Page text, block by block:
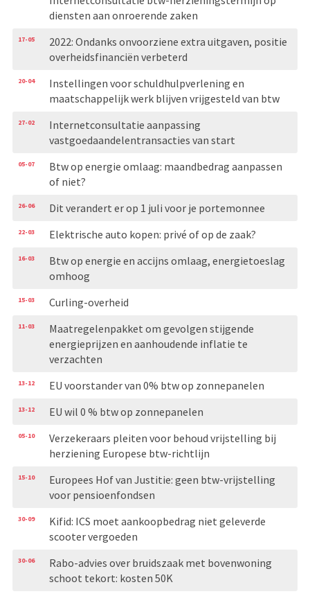
diensten aan onroerende zaken
17-05
2022: Ondanks onvoorziene extra uitgaven, positie
overheidsfinanciën verbeterd
20-04
Instellingen voor schuldhulpverlening en
maatschappelijk werk blijven vrijgesteld van btw
27-02
Internetconsultatie aanpassing
vastgoedaandelentransacties van start
05-07
Btw op energie omlaag: maandbedrag aanpassen
of niet?
26-06 Dit verandert er op 1 juli voor je portemonnee
22-03 Elektrische auto kopen: privé of op de zaak?
16-03
Btw op energie en accijns omlaag, energietoeslag
omhoog
15-03 Curling-overheid
11-03
Maatregelenpakket om gevolgen stijgende
energieprijzen en aanhoudende inflatie te
verzachten
13-12 EU voorstander van 0% btw op zonnepanelen
13-12 EU wil 0 % btw op zonnepanelen
05-10
Verzekeraars pleiten voor behoud vrijstelling bij
herziening Europese btw-richtlijn
15-10
Europees Hof van Justitie: geen btw-vrijstelling
voor pensioenfondsen
30-09
Kifid: ICS moet aankoopbedrag niet geleverde
scooter vergoeden
30-06
Rabo-advies over bruidszaak met bovenwoning
schoot tekort: kosten 50K